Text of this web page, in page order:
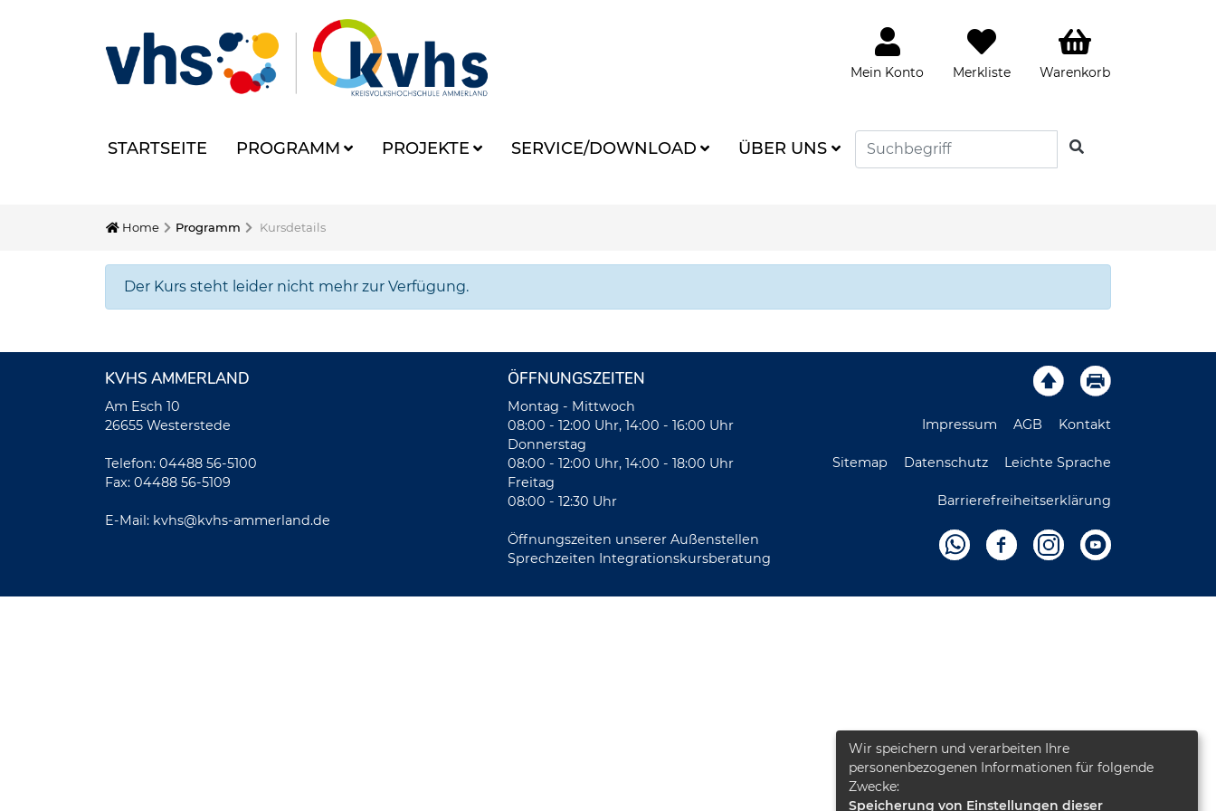
Mein Konto Merkliste Warenkorb
STARTSEITE PROGRAMM PROJEKTE SERVICE/DOWNLOAD ÜBER UNS SUCHEN
Home Programm Kursdetails
Der Kurs steht leider nicht mehr zur Verfügung.
KVHS AMMERLAND
Am Esch 10
26655 Westerstede
Telefon: 04488 56-5100
Fax: 04488 56-5109
E-Mail: kvhs@kvhs-ammerland.de
ÖFFNUNGSZEITEN
Montag - Mittwoch
08:00 - 12:00 Uhr, 14:00 - 16:00 Uhr
Donnerstag
08:00 - 12:00 Uhr, 14:00 - 18:00 Uhr
Freitag
08:00 - 12:30 Uhr
Öffnungszeiten unserer Außenstellen
Sprechzeiten Integrationskursberatung
Impressum AGB Kontakt
Sitemap Datenschutz Leichte Sprache
Barrierefreiheitserklärung
Wir speichern und verarbeiten Ihre
personenbezogenen Informationen für folgende
Zwecke:
Speicherung von Einstellungen dieser